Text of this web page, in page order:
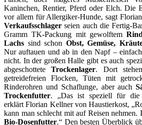
Kaninchen, Rentier, Pferd oder Elch. Die
vor allem für Allergiker-Hunde, sagt
Verkaufsschlager seien auch die Fertig-
Gramm TK-Packung mit gewolftem
Lachs sind schon Obst, Gemüse,
Nur auftauen und ab in den Napf –
nicht. In der großen Halle gibt es auch
abgeschottete Trockenlager. Dort
getreidefreien Flocken, Tüten mit
Rinderohren und Schaflunge, aber auch
Trockenfutter. „Das ist speziell für die
erklärt Florian Kellner von Haustierkost,
kann man schlecht mit auf Reisen nehmen.
Bio-Dosenfutter.“ Den besten Überblick